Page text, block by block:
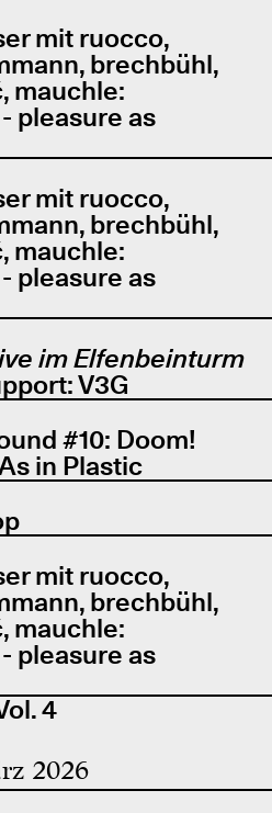
mit ruocco,
brechbühl,
mauchle:
pleasure as
mit ruocco,
brechbühl,
mauchle:
pleasure as
im Elfenbeinturm
V3G
#10: Doom!
in Plastic
mit ruocco,
brechbühl,
mauchle:
pleasure as
4
2026